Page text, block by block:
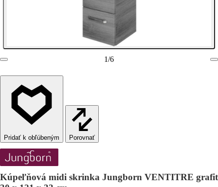
1/6
Porovnať
Kúpeľňová midi skrinka Jungborn VENTITRE grafit